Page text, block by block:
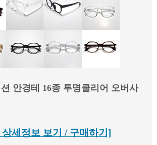
안경테 16종 투명클리어 오버사
세정보 보기 / 구매하기]